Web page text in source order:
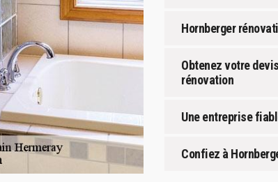
Hornberger
Obtenez votre
rénovation
Une entreprise
Confiez à